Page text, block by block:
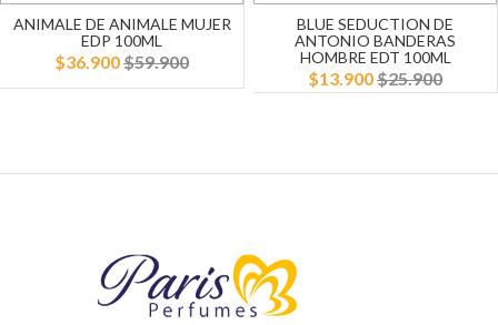
ANIMALE DE ANIMALE MUJER
EDP 100ML
$36.900$59.900
BLUE SEDUCTION DE
ANTONIO BANDERAS
HOMBRE EDT 100ML
$13.900$25.900